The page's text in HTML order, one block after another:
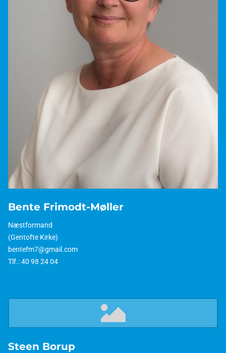
Bente Frimodt-Møller
Næstformand
(Gentofte Kirke)
bentefm7@gmail.com
Tlf.: 40 98 24 04
Steen Borup